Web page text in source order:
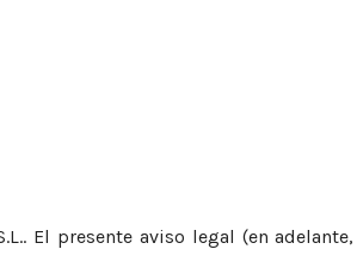
El presente aviso legal (en